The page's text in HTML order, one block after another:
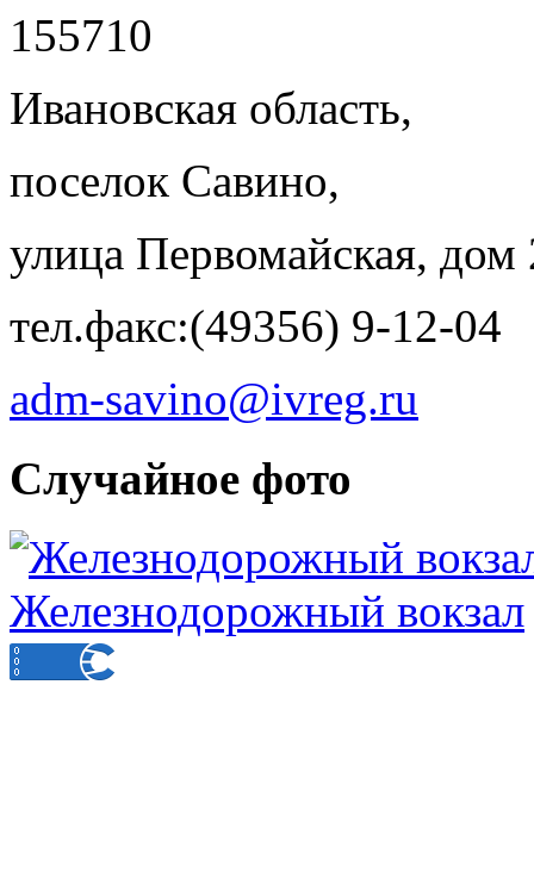
155710
Ивановская область,
поселок Савино,
улица Первомайская, дом
тел.факс:(49356) 9-12-04
adm-savino@ivreg.ru
Случайное фото
Железнодорожный вокзал